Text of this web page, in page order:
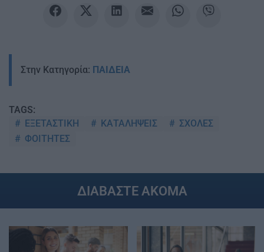
Στην Κατηγορία: ΠΑΙΔΕΙΑ
TAGS:
ΕΞΕΤΑΣΤΙΚΗ
ΚΑΤΑΛΗΨΕΙΣ
ΣΧΟΛΕΣ
ΦΟΙΤΗΤΕΣ
ΔΙΑΒΑΣΤΕ ΑΚΟΜΑ